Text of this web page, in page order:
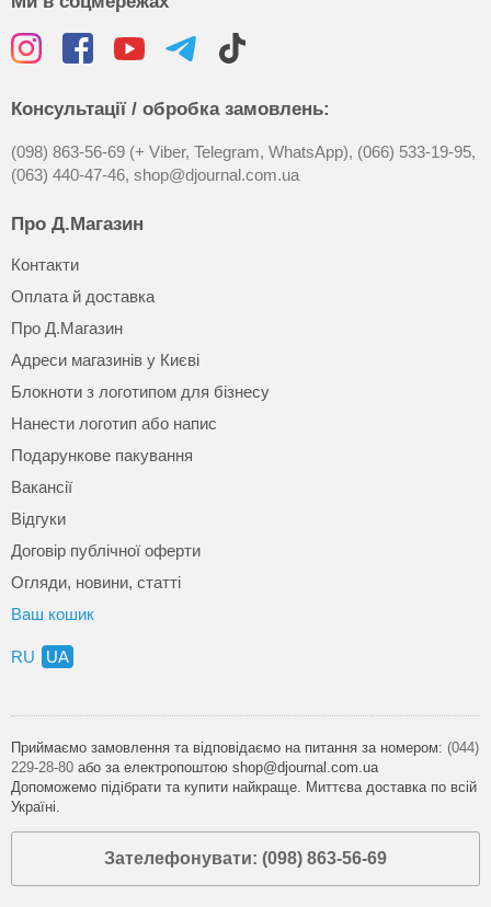
Консультації / обробка замовлень:
(098) 863-56-69 (+ Viber, Telegram, WhatsApp), (066) 533-19-95,
(063) 440-47-46, shop@djournal.com.ua
Про Д.Магазин
Контакти
Оплата й доставка
Про Д.Магазин
Адреси магазинів у Києві
Блокноти з логотипом для бізнесу
Нанести логотип або напис
Подарункове пакування
Вакансії
Відгуки
Договір публічної оферти
Огляди, новини, статті
Ваш кошик
RU UA
Приймаємо замовлення та відповідаємо на питання за номером: (044)
229-28-80 або за електропоштою shop@djournal.com.ua
Допоможемо підібрати та купити найкраще. Миттєва доставка по всій
Україні.
Зателефонувати: (098) 863-56-69